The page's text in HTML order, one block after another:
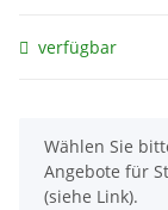
verfügbar
x
Wählen Sie
Angebote für
(siehe Link).